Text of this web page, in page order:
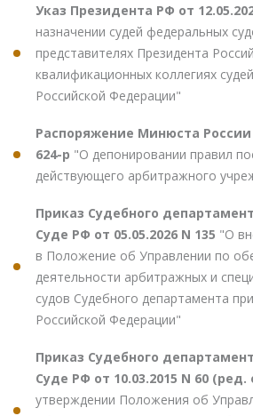
Указ Президента РФ от
назначении судей федеральных
представителях Президента
квалификационных коллегиях
Российской Федерации"
Распоряжение Минюста России
624-р "О депонировании правил
действующего арбитражного
Приказ Судебного
Суде РФ от 05.05.2026 N 135 "О
в Положение об Управлении по
деятельности арбитражных и
судов Судебного департамента
Российской Федерации"
Приказ Судебного
Суде РФ от 10.03.2015 N 60 (ред.
утверждении Положения об